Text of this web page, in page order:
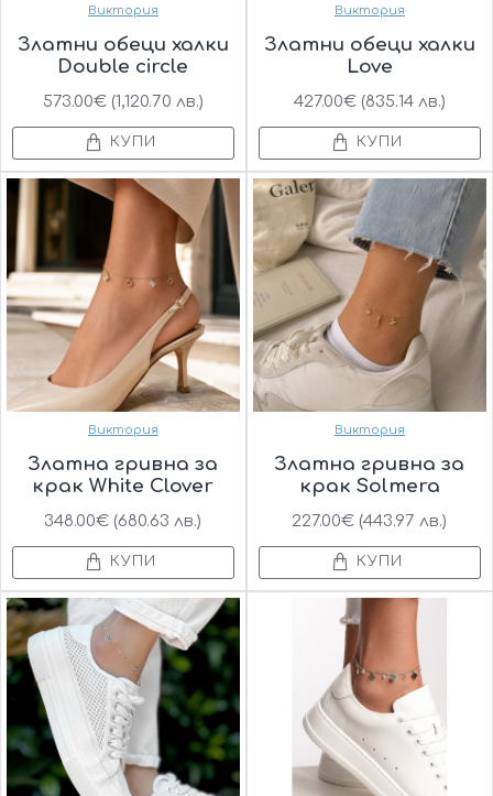
Виктория
Златни обеци халки
Double circle
573.00€ (1,120.70 лв.)
КУПИ
Виктория
Златни обеци халки
Love
427.00€ (835.14 лв.)
КУПИ
Виктория
Златна гривна за
крак White Clover
348.00€ (680.63 лв.)
КУПИ
Виктория
Златна гривна за
крак Solmera
227.00€ (443.97 лв.)
КУПИ